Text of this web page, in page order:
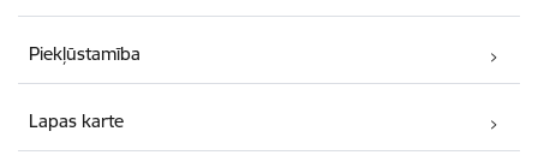
Piekļūstamība
Lapas karte